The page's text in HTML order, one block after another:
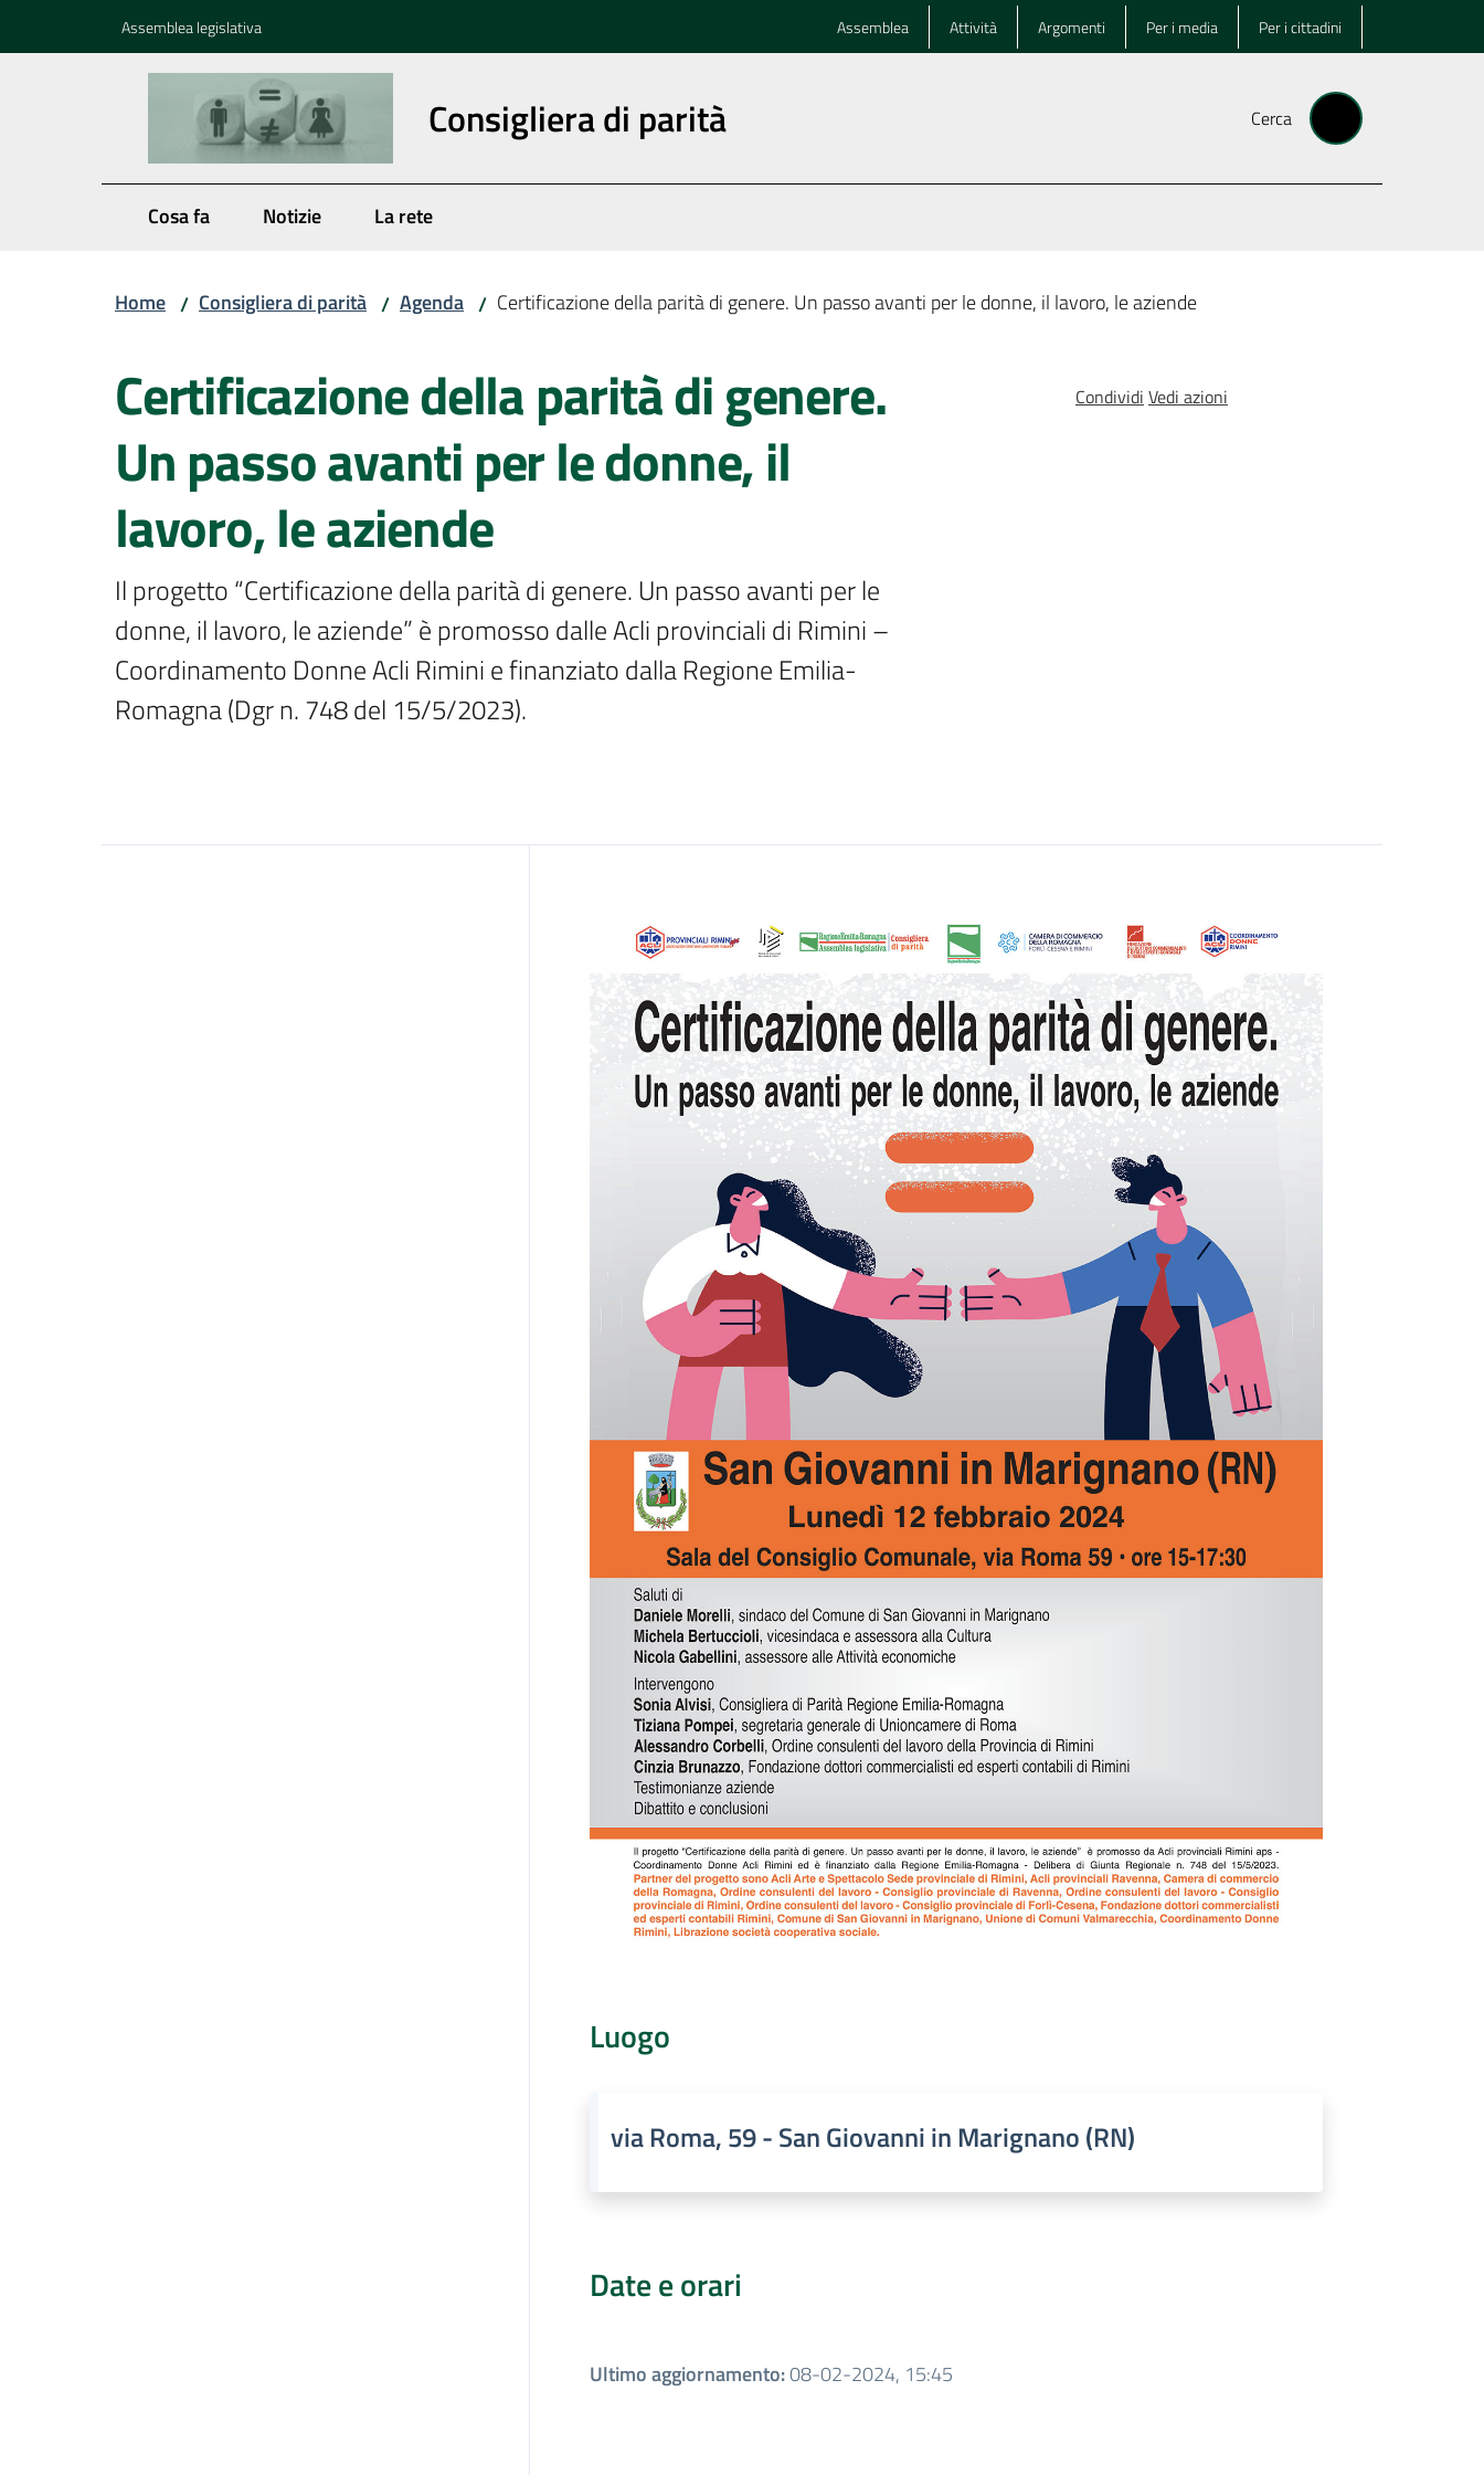
Assemblea legislativa Assemblea Attività Argomenti Per i media Per i cittadini
Consigliera di parità Cerca
Cosa fa Notizie La rete
Home / Consigliera di parità / Agenda / Certificazione della parità di genere. Un passo avanti per le donne, il lavoro, le aziende
Certificazione della parità di genere.
Un passo avanti per le donne, il
lavoro, le aziende
Il progetto “Certificazione della parità di genere. Un passo avanti per le
donne, il lavoro, le aziende” è promosso dalle Acli provinciali di Rimini –
Coordinamento Donne Acli Rimini e finanziato dalla Regione Emilia-
Romagna (Dgr n. 748 del 15/5/2023).
Condividi Vedi azioni
Cos'è
Luogo
via Roma, 59 - San Giovanni in Marignano (RN)
Date e orari
Ultimo aggiornamento:08-02-2024, 15:45